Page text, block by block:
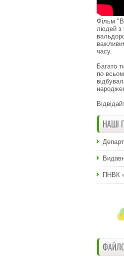
Фільм
людей з
часу.
Багато
по
НАШІ
ПНВК